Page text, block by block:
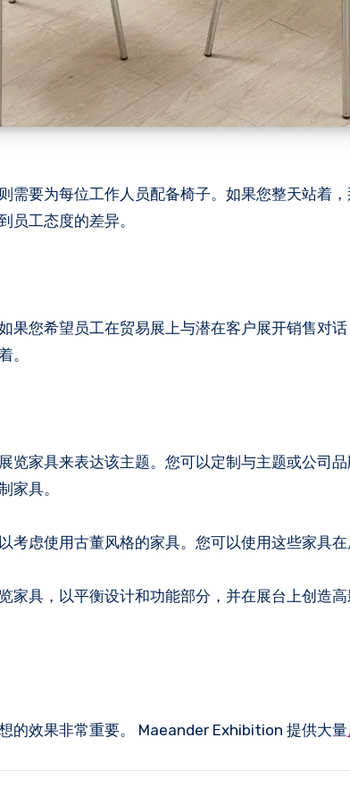
需要为每位工作人员配备椅子。如果您整天站着
员工态度的差异。
果您希望员工在贸易展上与潜在客户展开销售对
。
览家具来表达该主题。您可以定制与主题或公司
家具。
考虑使用古董风格的家具。您可以使用这些家具在
家具，以平衡设计和功能部分，并在展台上创造
的效果非常重要。 Maeander Exhibition 提供大量